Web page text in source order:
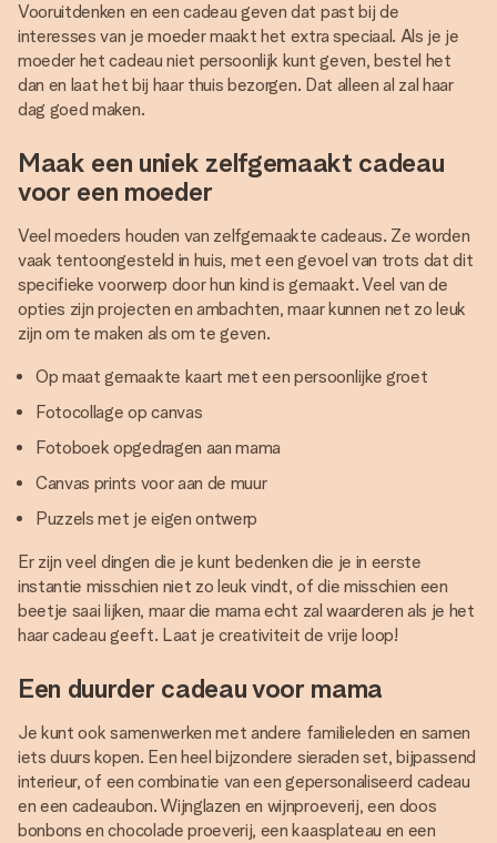
Vooruitdenken en een cadeau geven dat past bij de
interesses van je moeder maakt het extra speciaal. Als je je
moeder het cadeau niet persoonlijk kunt geven, bestel het
dan en laat het bij haar thuis bezorgen. Dat alleen al zal haar
dag goed maken.
Maak een uniek zelfgemaakt cadeau
voor een moeder
Veel moeders houden van zelfgemaakte cadeaus. Ze worden
vaak tentoongesteld in huis, met een gevoel van trots dat dit
specifieke voorwerp door hun kind is gemaakt. Veel van de
opties zijn projecten en ambachten, maar kunnen net zo leuk
zijn om te maken als om te geven.
Op maat gemaakte kaart met een persoonlijke groet
Fotocollage op canvas
Fotoboek opgedragen aan mama
Canvas prints voor aan de muur
Puzzels met je eigen ontwerp
Er zijn veel dingen die je kunt bedenken die je in eerste
instantie misschien niet zo leuk vindt, of die misschien een
beetje saai lijken, maar die mama echt zal waarderen als je het
haar cadeau geeft. Laat je creativiteit de vrije loop!
Een duurder cadeau voor mama
Je kunt ook samenwerken met andere familieleden en samen
iets duurs kopen. Een heel bijzondere sieraden set, bijpassend
interieur, of een combinatie van een gepersonaliseerd cadeau
en een cadeaubon. Wijnglazen en wijnproeverij, een doos
bonbons en chocolade proeverij, een kaasplateau en een